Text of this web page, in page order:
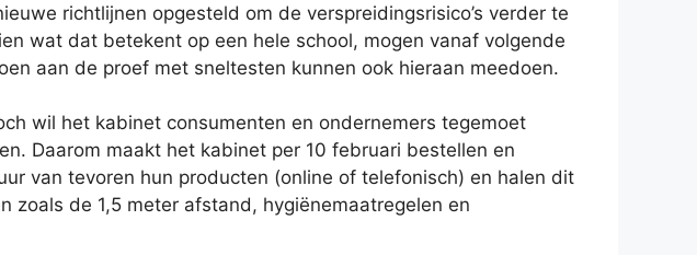
richtlijnen opgesteld om de verspreidingsrisico’s verder te
wat dat betekent op een hele school, mogen vanaf volgende
aan de proef met sneltesten kunnen ook hieraan meedoen.
wil het kabinet consumenten en ondernemers tegemoet
Daarom maakt het kabinet per 10 februari bestellen en
van tevoren hun producten (online of telefonisch) en halen dit
zoals de 1,5 meter afstand, hygiënemaatregelen en